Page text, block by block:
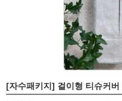
[자수패키지] 걸이형 티슈커